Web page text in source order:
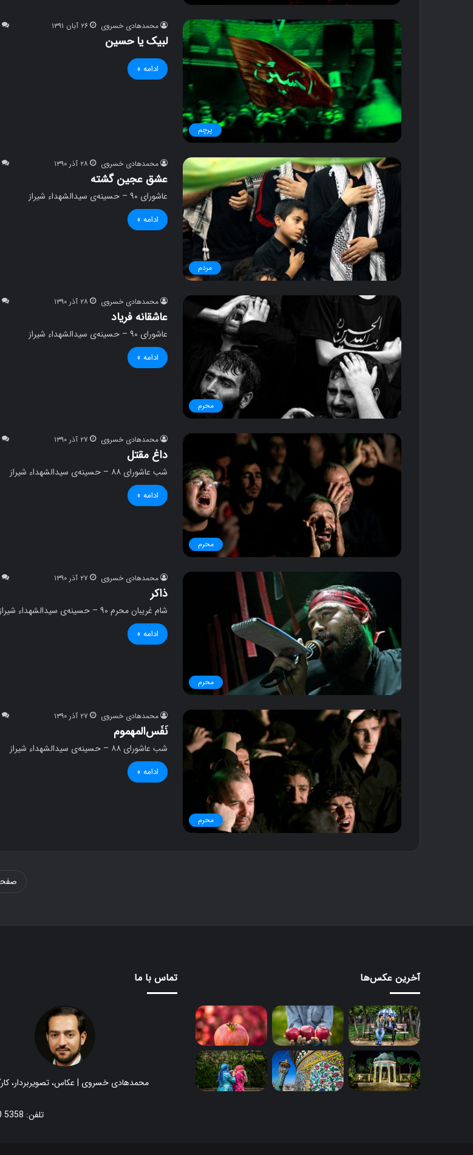
پرچم
محمدهادی خسروی ۲۶ آبان ۱۳۹۱
لبیک یا حسین
ادامه »
مردم
محمدهادی خسروی ۲۸ آذر ۱۳۹۰
عشق عجین گشته
عاشورای ۹۰ – حسینه‌ی سیدالشهداء شیراز
ادامه »
محرم
محمدهادی خسروی ۲۸ آذر ۱۳۹۰
عاشقانه فریاد
عاشورای ۹۰ – حسینه‌ی سیدالشهداء شیراز
ادامه »
محرم
محمدهادی خسروی ۲۷ آذر ۱۳۹۰
داغ مقتل
شب عاشورای ۸۸ – حسینه‌ی سیدالشهداء شیراز
ادامه »
محرم
محمدهادی خسروی ۲۷ آذر ۱۳۹۰
ذاکر
شام غریبان محرم ۹۰ – حسینه‌ی سیدالشهداء شیراز
ادامه »
محرم
محمدهادی خسروی ۲۷ آذر ۱۳۹۰
نَفَس‌المهموم
شب عاشورای ۸۸ – حسینه‌ی سیدالشهداء شیراز
ادامه »
آخرین عکس‌ها تماس با ما
محمدهادی خسروی | عکاس، تصویربردار،
تلفن: 5358 100 917 98+